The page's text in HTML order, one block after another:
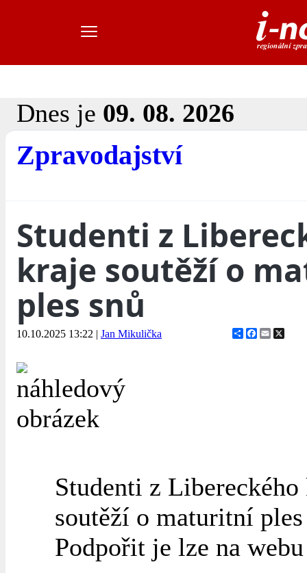
Dnes je 09. 08. 2026
Zpravodajství
Studenti z
kraje soutěží o
ples snů
10.10.2025 13:22 | Jan Mikulička ShareFacebook
Email
Studenti z Libereckého
soutěží o maturitní
Podpořit je lze na webu